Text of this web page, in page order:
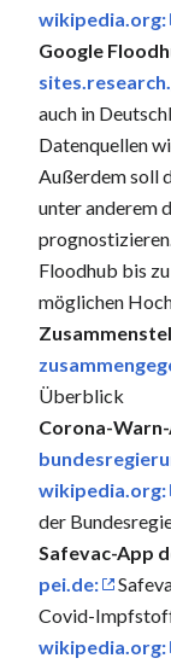
wikipedia.org:
Google
auch in
Datenquellen
Außerdem soll
unter anderem
Floodhub bis
möglichen
Überblick
Corona-
wikipedia.org:
der
Safevac-App
pei.de:
Covid-
wikipedia.org: